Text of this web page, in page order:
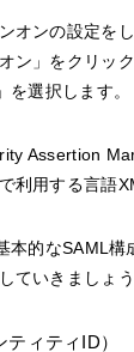
オンの設定を
ン」をクリッ
を選択します。
Assertion
利用する言語
本的なSAML
ていきましょう
ィティID）